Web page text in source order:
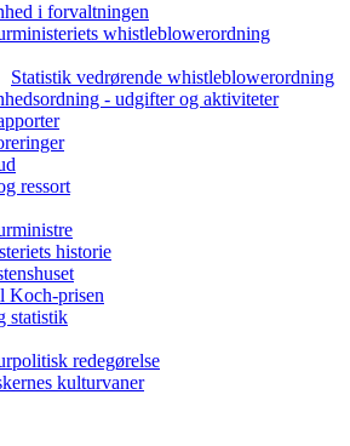
i forvaltningen
whistleblowerordning
Statistik vedrørende whistleblowerordning
- udgifter og aktiviteter
ressort
historie
Koch-prisen
statistik
redegørelse
kulturvaner